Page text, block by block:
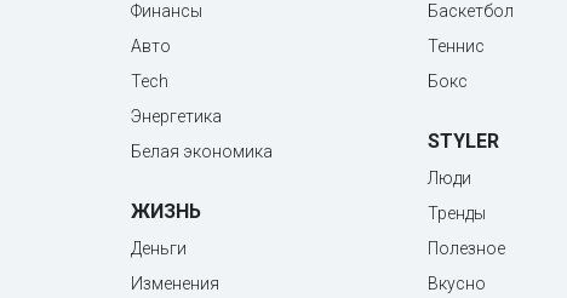
Финансы
Авто
Tech
Энергетика
Белая экономика
ЖИЗНЬ
Деньги
Изменения
Баскетбол
Теннис
Бокс
STYLER
Люди
Тренды
Полезное
Вкусно